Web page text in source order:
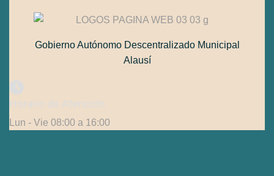
Gobierno Autónomo Descentralizado Municipal
Alausí
Lun - Vie 08:00 a 16:00